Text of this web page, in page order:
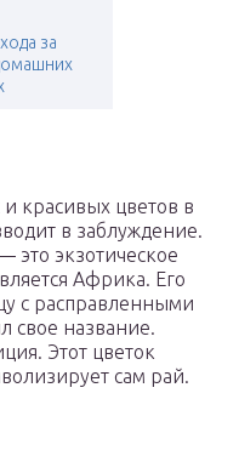
за
красивых цветов в
в заблуждение.
это экзотическое
Африка. Его
с расправленными
свое название.
Этот цветок
сам рай.